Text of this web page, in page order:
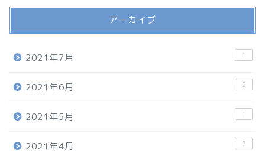
アーカイブ
2021年7月 1
2021年6月 2
2021年5月 1
2021年4月 7